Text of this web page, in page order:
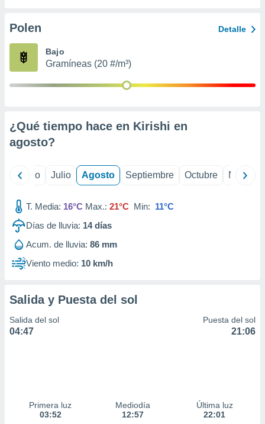
e
mediante
publicidad
publicidad
de
Polen Detalle
Bajo
Gramíneas (20 #/m³)
¿Qué tiempo hace en Kirishi en
agosto?
Junio Julio Agosto Septiembre Octubre
T. Media: 16°C Max.: 21°C Min: 11°C
Días de lluvia: 14días
Acum. de lluvia: 86 mm
Viento medio: 10 km/h
Salida y Puesta del sol
Salida del sol
04:47
Puesta del sol
21:06
Primera luz
03:52
Mediodía
12:57
Última luz
22:01